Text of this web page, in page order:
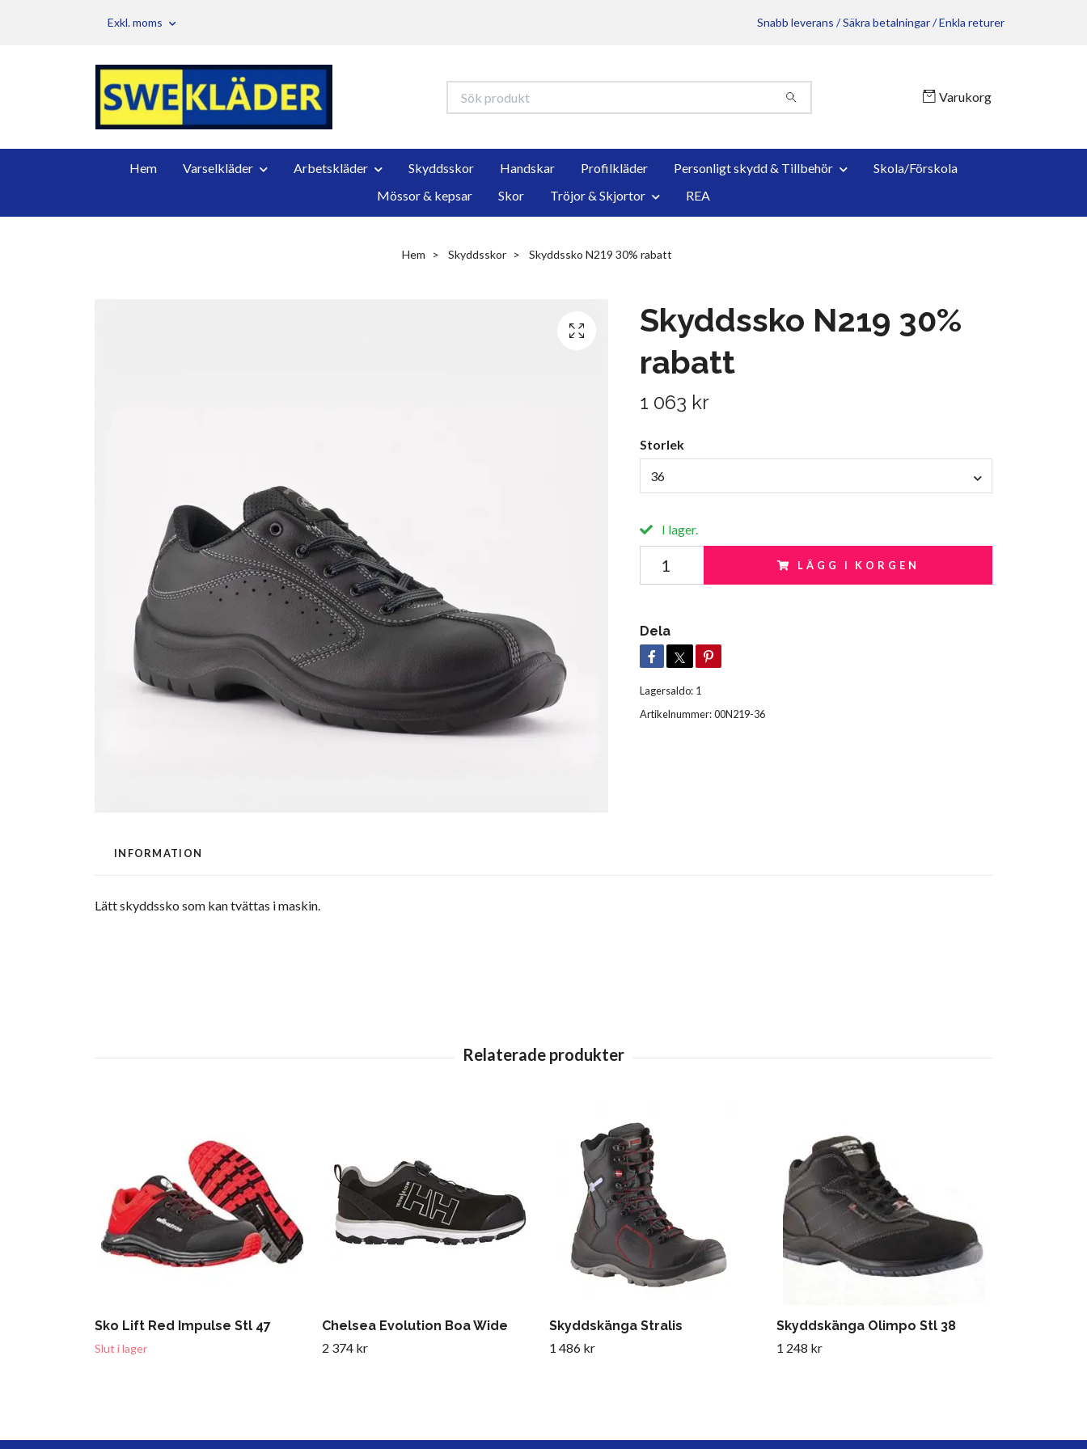
Exkl. moms Snabb leverans / Säkra betalningar / Enkla returer
Varukorg
Hem Varselkläder Arbetskläder Skyddsskor Handskar Profilkläder Personligt skydd & Tillbehör
Skola/Förskola
Mössor & kepsar
Skor Tröjor & Skjortor REA
Hem Skyddsskor Skyddssko N219 30% rabatt
Skyddssko N219 30%
rabatt
1 063 kr
Storlek
36
I lager.
LÄGG I KORGEN
Dela
Lagersaldo: 1
Artikelnummer:00N219-36
INFORMATION
Lätt skyddssko som kan tvättas i maskin.
Sko Lift Red Impulse Stl 47
Slut i lager
Chelsea Evolution Boa Wide
2 374 kr
Skyddskänga Stralis
1 486 kr
Skyddskänga Olimpo Stl 38
1 248 kr